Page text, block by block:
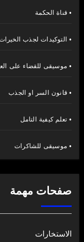
• قناة الحكمة
• التوكيدات لجذب
• موسيقى للقضاء على
• قانون السر او الجذب
• تعلم كيفية التامل
• موسيقى للشاكرات
صفحات مهمة
الاستخارات